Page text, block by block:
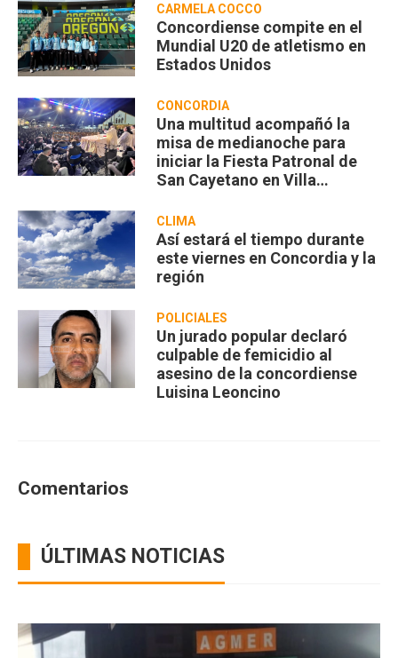
CARMELA COCCO
Concordiense compite en el
Mundial U20 de atletismo en
Estados Unidos
CONCORDIA
Una multitud acompañó la
misa de medianoche para
iniciar la Fiesta Patronal de
San Cayetano en Villa
CLIMA
Así estará el tiempo durante
este viernes en Concordia y la
región
POLICIALES
Un jurado popular declaró
culpable de femicidio al
asesino de la concordiense
Luisina Leoncino
Comentarios
ÚLTIMAS NOTICIAS